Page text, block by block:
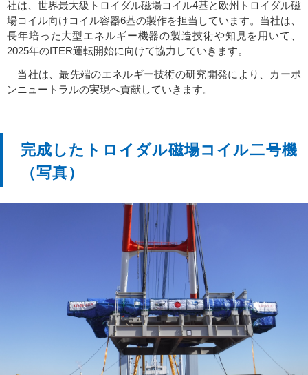
社は、世界最大級トロイダル磁場コイル4基と欧州トロイダル磁
場コイル向けコイル容器6基の製作を担当しています。当社は、
長年培った大型エネルギー機器の製造技術や知見を用いて、
2025年のITER運転開始に向けて協力していきます。
当社は、最先端のエネルギー技術の研究開発により、カーボ
ンニュートラルの実現へ貢献していきます。
完成したトロイダル磁場コイル二号機
（写真）